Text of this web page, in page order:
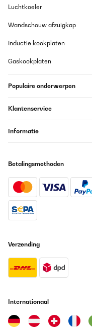
Luchtkoeler
Wandschouw afzuigkap
Inductie kookplaten
Gaskookplaten
Populaire onderwerpen
Klantenservice
Informatie
Betalingsmethoden
Verzending
Internationaal